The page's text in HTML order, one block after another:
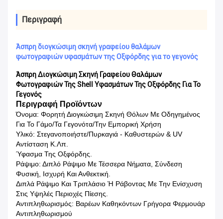
Περιγραφή
Άσπρη διογκώσιμη σκηνή γραφείου θαλάμων
φωτογραφιών υφασμάτων της Οξφόρδης για το γεγονός
Άσπρη Διογκώσιμη Σκηνή Γραφείου Θαλάμων
Φωτογραφιών Της Shell Υφασμάτων Της Οξφόρδης Για Το
Γεγονός
Περιγραφή Προϊόντων
Όνομα: Φορητή Διογκώσιμη Σκηνή Θόλων Με Οδηγημένος
Για Το Γάμο/τα Γεγονότα/την Εμπορική Χρήση
Υλικό: Στεγανοποιήστε/πυρκαγιά - Καθυστερών & UV
Αντίσταση Κ.λπ.
Ύφασμα Της Οξφόρδης.
Ράψιμο: Διπλό Ράψιμο Με Τέσσερα Νήματα, Σύνδεση
Φυσική, Ισχυρή Και Ανθεκτική.
Διπλά Ράψιμο Και Τριπλάσιο Ή Ράβοντας Με Την Ενίσχυση
Στις Υψηλές Περιοχές Πίεσης.
Αντιπληθωρισμός: Βαρέων Καθηκόντων Γρήγορα Φερμουάρ
Αντιπληθωρισμού